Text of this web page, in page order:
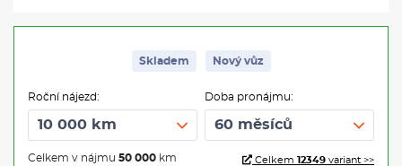
Skladem Nový vůz
Roční nájezd:
Celkem v nájmu 50 000 km
Doba pronájmu:
Celkem 12349 variant >>